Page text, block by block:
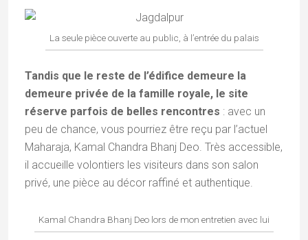
La seule pièce ouverte au public, à l’entrée du palais
Tandis que le reste de l’édifice demeure la
demeure privée de la famille royale, le site
réserve parfois de belles rencontres : avec un
peu de chance, vous pourriez être reçu par l’actuel
Maharaja, Kamal Chandra Bhanj Deo. Très accessible,
il accueille volontiers les visiteurs dans son salon
privé, une pièce au décor raffiné et authentique.
Kamal Chandra Bhanj Deo lors de mon entretien avec lui